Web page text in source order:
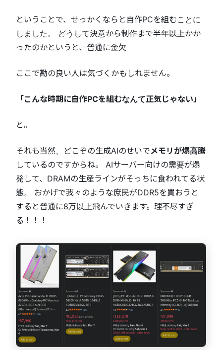
ということで、せっかくならと自作PCを組むことに
しました。 どうして決意から制作まで半年以上かか
ったのかというと、普通に金欠
ここで勘の良い人は気づくかもしれません。
「こんな時期に自作PCを組むなんて正気じゃない」
と。
それも当然、どこぞの生成AIのせいでメモリが爆高騰
しているのですからね。 AIサーバー向けの需要が爆
発して、DRAMの生産ラインがそっちに食われてる状
態。 おかげで我々のような庶民がDDR5を買おうと
すると普通に8万以上飛んでいきます。理不尽すぎ
る！！！